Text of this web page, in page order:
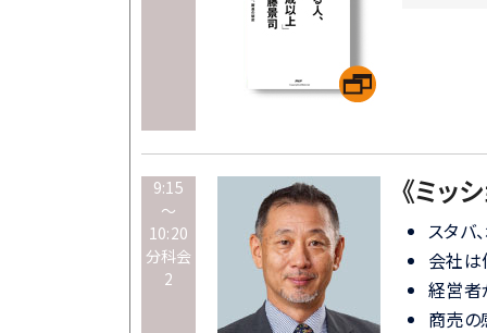
9:15
～
10:20
分科会
2
《ミッ
スタバ
会社は
経営者
商売の